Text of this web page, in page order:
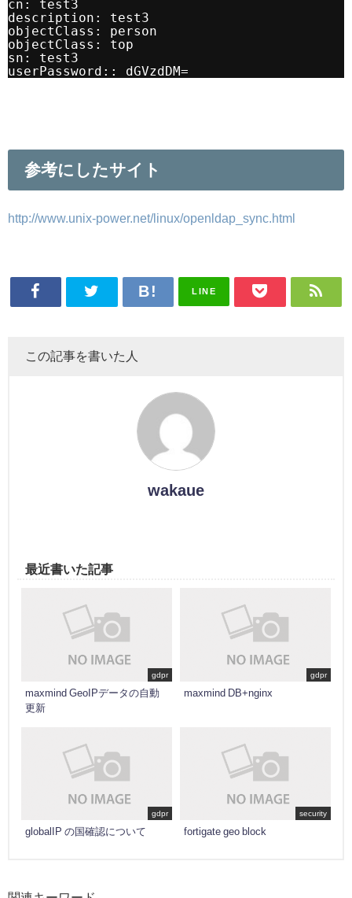
cn: test3
description: test3
objectClass: person
objectClass: top
sn: test3
userPassword:: dGVzdDM=
参考にしたサイト
http://www.unix-power.net/linux/openldap_sync.html
LINE
この記事を書いた人
wakaue
最近書いた記事
gdpr
maxmind GeoIPデータの自動
更新
gdpr
maxmind DB+nginx
gdpr
globalIP の国確認について
security
fortigate geo block